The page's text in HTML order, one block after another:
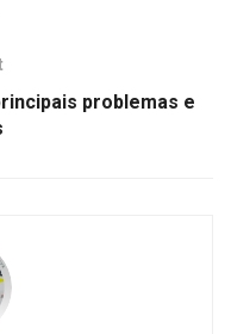
problemas e